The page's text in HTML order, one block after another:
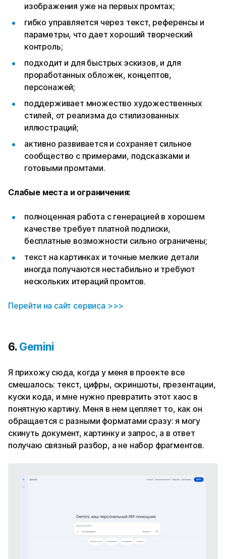
изображения уже на первых промтах;
гибко управляется через текст, референсы и
параметры, что дает хороший творческий
контроль;
подходит и для быстрых эскизов, и для
проработанных обложек, концептов,
персонажей;
поддерживает множество художественных
стилей, от реализма до стилизованных
иллюстраций;
активно развивается и сохраняет сильное
сообщество с примерами, подсказками и
готовыми промтами.
Слабые места и ограничения:
полноценная работа с генерацией в хорошем
качестве требует платной подписки,
бесплатные возможности сильно ограничены;
текст на картинках и точные мелкие детали
иногда получаются нестабильно и требуют
нескольких итераций промтов.
Перейти на сайт сервиса >>>
6. Gemini
Я прихожу сюда, когда у меня в проекте все
смешалось: текст, цифры, скриншоты, презентации,
куски кода, и мне нужно превратить этот хаос в
понятную картину. Меня в нем цепляет то, как он
обращается с разными форматами сразу: я могу
скинуть документ, картинку и запрос, а в ответ
получаю связный разбор, а не набор фрагментов.